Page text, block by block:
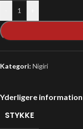
Kategori: Nigiri
Yderligere information
STYKKE